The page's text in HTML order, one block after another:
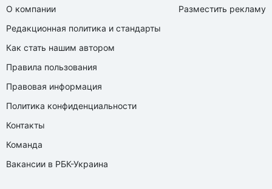
О компании
Редакционная политика и стандарты
Как стать нашим автором
Правила пользования
Правовая информация
Политика конфиденциальности
Контакты
Команда
Вакансии в РБК-Украина
Разместить рекламу